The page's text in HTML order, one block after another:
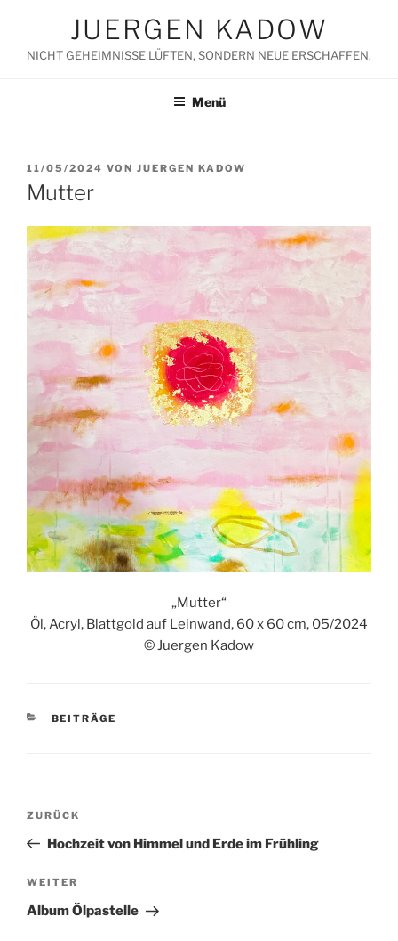
springen
JUERGEN KADOW
NICHT GEHEIMNISSE LÜFTEN, SONDERN NEUE ERSCHAFFEN.
Menü
VERÖFFENTLICHT
AM
11/05/2024 VON JUERGEN KADOW
Mutter
„Mutter“
Öl, Acryl, Blattgold auf Leinwand, 60 x 60 cm, 05/2024
© Juergen Kadow
KATEGORIEN
BEITRÄGE
Beitragsnavigation
Vorheriger
Beitrag
ZURÜCK
Hochzeit von Himmel und Erde im Frühling
Nächster
Beitrag
WEITER
Album Ölpastelle